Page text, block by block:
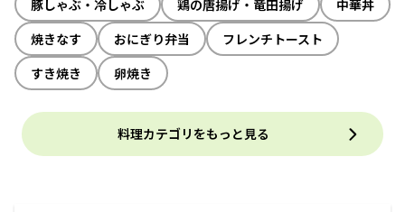
豚しゃぶ・冷しゃぶ 鶏の唐揚げ・竜田揚げ
中華丼
焼きなす
おにぎり弁当
フレンチトースト
すき焼き
卵焼き
料理カテゴリをもっと見る